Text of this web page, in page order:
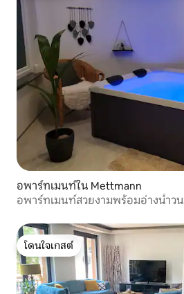
อพาร์ทเมนท์ใน Mettmann
อพาร์ทเมนท์สวยงามพร้อมอ่างน้ำวน
โดนใจเกสต์
โดนใจเกสต์